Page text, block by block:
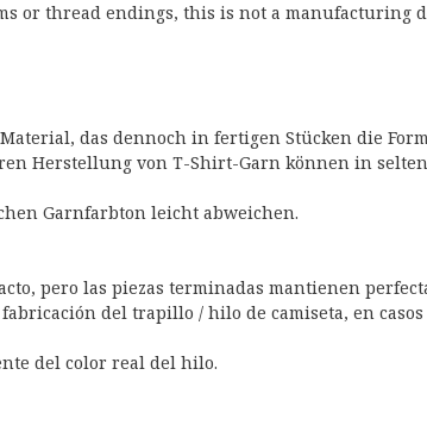
or thread endings, this is not a manufacturing
das dennoch in fertigen Stücken die
Herstellung von T-Shirt-Garn können in
Garnfarbton leicht abweichen.
pero las piezas terminadas mantienen
del trapillo / hilo de camiseta, en
del color real del hilo.